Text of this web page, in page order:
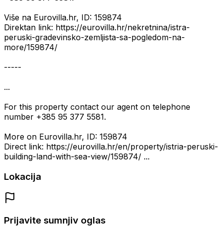
Više na Eurovilla.hr, ID: 159874
Direktan link: https://eurovilla.hr/nekretnina/istra-
peruski-gradevinsko-zemljista-sa-pogledom-na-
more/159874/
-----
...
For this property contact our agent on telephone
number +385 95 377 5581.
More on Eurovilla.hr, ID: 159874
Direct link: https://eurovilla.hr/en/property/istria-peruski-
building-land-with-sea-view/159874/ ...
Lokacija
Prijavite sumnjiv oglas